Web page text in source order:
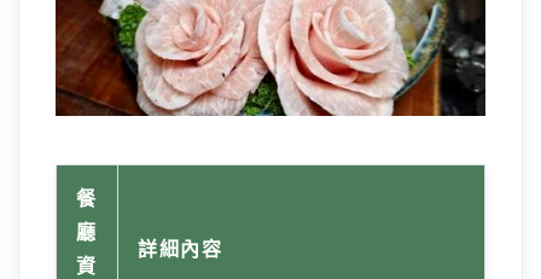
餐
廳
資
詳細內容